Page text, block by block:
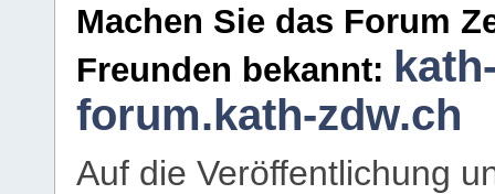
Machen Sie das Forum
Freunden bekannt:
forum.kath-zdw.ch
Auf die Veröffentlichung